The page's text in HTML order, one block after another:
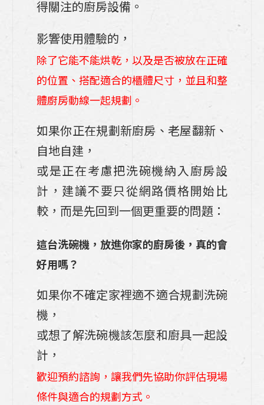
得關注的廚房設備。
影響使用體驗的，
除了它能不能烘乾，以及是否被放在正確
的位置、搭配適合的櫃體尺寸，並且和整
體廚房動線一起規劃。
如果你正在規劃新廚房、老屋翻新、
自地自建，
或是正在考慮把洗碗機納入廚房設
計，建議不要只從網路價格開始比
較，而是先回到一個更重要的問題：
這台洗碗機，放進你家的廚房後，真的會
好用嗎？
如果你不確定家裡適不適合規劃洗碗
機，
或想了解洗碗機該怎麼和廚具一起設
計，
歡迎預約諮詢，讓我們先協助你評估現場
條件與適合的規劃方式。